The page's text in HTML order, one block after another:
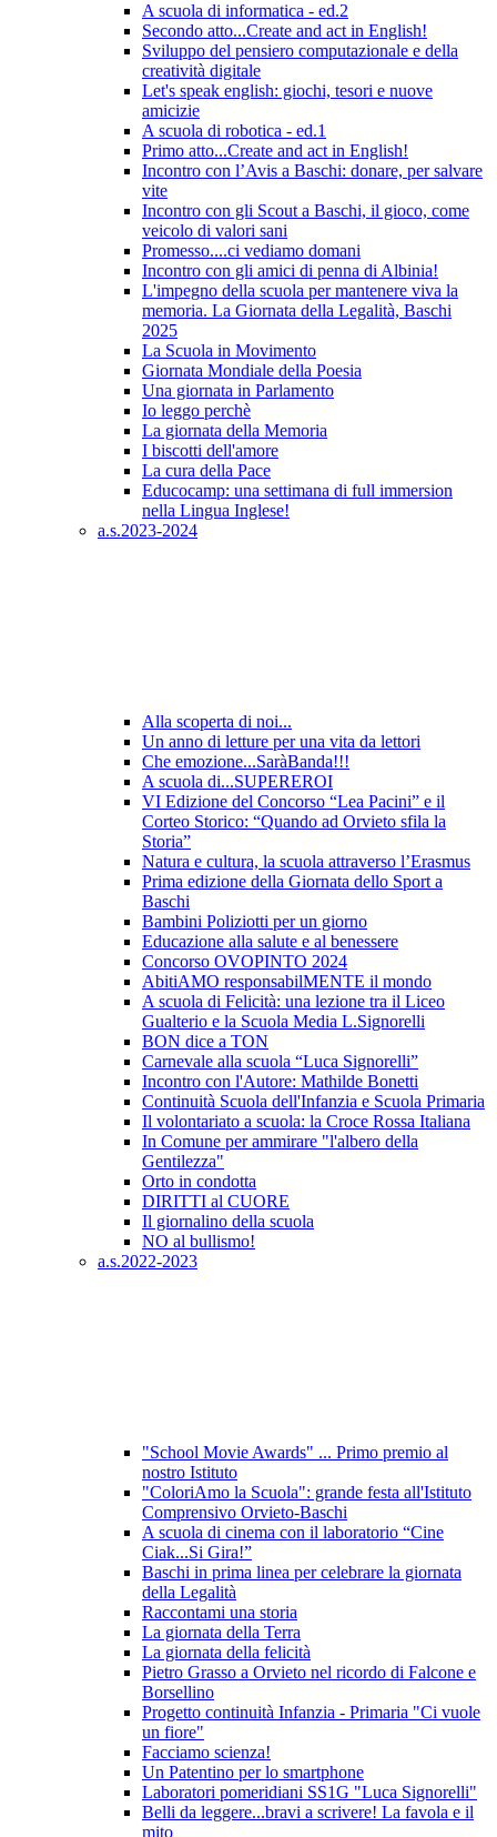
A scuola di informatica - ed.2
Secondo atto...Create and act in English!
Sviluppo del pensiero computazionale e della
creatività digitale
Let's speak english: giochi, tesori e nuove
amicizie
A scuola di robotica - ed.1
Primo atto...Create and act in English!
Incontro con l’Avis a Baschi: donare, per salvare
vite
Incontro con gli Scout a Baschi, il gioco, come
veicolo di valori sani
Promesso....ci vediamo domani
Incontro con gli amici di penna di Albinia!
L'impegno della scuola per mantenere viva la
memoria. La Giornata della Legalità, Baschi
2025
La Scuola in Movimento
Giornata Mondiale della Poesia
Una giornata in Parlamento
Io leggo perchè
La giornata della Memoria
I biscotti dell'amore
La cura della Pace
Educocamp: una settimana di full immersion
nella Lingua Inglese!
a.s.2023-2024
Alla scoperta di noi...
Un anno di letture per una vita da lettori
Che emozione...SaràBanda!!!
A scuola di...SUPEREROI
VI Edizione del Concorso “Lea Pacini” e il
Corteo Storico: “Quando ad Orvieto sfila la
Storia”
Natura e cultura, la scuola attraverso l’Erasmus
Prima edizione della Giornata dello Sport a
Baschi
Bambini Poliziotti per un giorno
Educazione alla salute e al benessere
Concorso OVOPINTO 2024
AbitiAMO responsabilMENTE il mondo
A scuola di Felicità: una lezione tra il Liceo
Gualterio e la Scuola Media L.Signorelli
BON dice a TON
Carnevale alla scuola “Luca Signorelli”
Incontro con l'Autore: Mathilde Bonetti
Continuità Scuola dell'Infanzia e Scuola Primaria
Il volontariato a scuola: la Croce Rossa Italiana
In Comune per ammirare "l'albero della
Gentilezza"
Orto in condotta
DIRITTI al CUORE
Il giornalino della scuola
NO al bullismo!
a.s.2022-2023
"School Movie Awards" ... Primo premio al
nostro Istituto
"ColoriAmo la Scuola": grande festa all'Istituto
Comprensivo Orvieto-Baschi
A scuola di cinema con il laboratorio “Cine
Ciak...Si Gira!”
Baschi in prima linea per celebrare la giornata
della Legalità
Raccontami una storia
La giornata della Terra
La giornata della felicità
Pietro Grasso a Orvieto nel ricordo di Falcone e
Borsellino
Progetto continuità Infanzia - Primaria "Ci vuole
un fiore"
Facciamo scienza!
Un Patentino per lo smartphone
Laboratori pomeridiani SS1G "Luca Signorelli"
Belli da leggere...bravi a scrivere! La favola e il
mito